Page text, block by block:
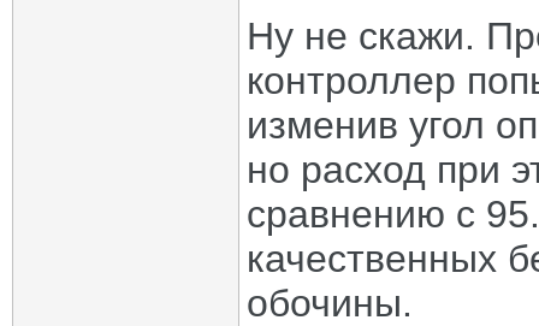
Ну не скажи.
контроллер
изменив угол
но расход при
сравнению с
качественных
обочины.